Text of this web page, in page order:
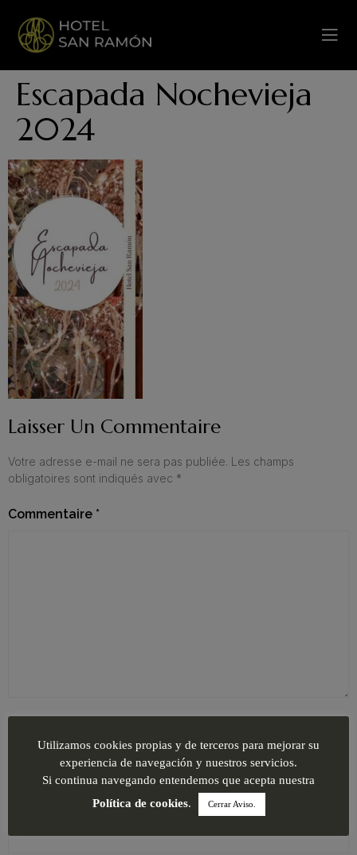
Escapada Nochevieja
2024
Laisser Un Commentaire
Votre adresse e-mail ne sera pas publiée. Les champs
obligatoires sont indiqués avec *
Commentaire *
Utilizamos cookies propias y de terceros para mejorar su
experiencia de navegación y nuestros servicios.
Si continua navegando entendemos que acepta nuestra
Política de cookies. Cerrar Aviso.